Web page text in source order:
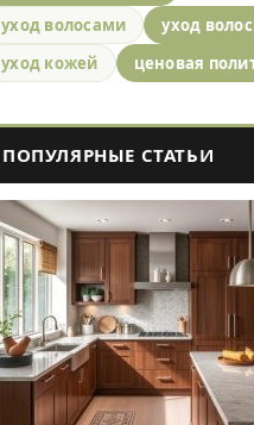
уход волосами
уход
уход кожей
ценовая
ПОПУЛЯРНЫЕ СТАТЬИ